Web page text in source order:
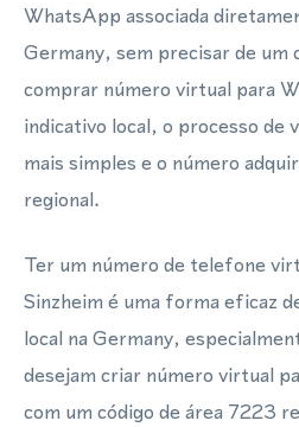
WhatsApp associada
Germany, sem precisar de
comprar número virtual para
indicativo local, o processo de
mais simples e o número
regional.
Ter um número de telefone
Sinzheim é uma forma eficaz
local na Germany,
desejam criar número virtual
com um código de área 7223